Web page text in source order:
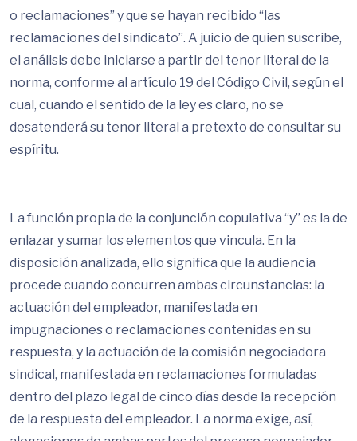
o reclamaciones” y que se hayan recibido “las
reclamaciones del sindicato”. A juicio de quien suscribe,
el análisis debe iniciarse a partir del tenor literal de la
norma, conforme al artículo 19 del Código Civil, según el
cual, cuando el sentido de la ley es claro, no se
desatenderá su tenor literal a pretexto de consultar su
espíritu.
La función propia de la conjunción copulativa “y” es la de
enlazar y sumar los elementos que vincula. En la
disposición analizada, ello significa que la audiencia
procede cuando concurren ambas circunstancias: la
actuación del empleador, manifestada en
impugnaciones o reclamaciones contenidas en su
respuesta, y la actuación de la comisión negociadora
sindical, manifestada en reclamaciones formuladas
dentro del plazo legal de cinco días desde la recepción
de la respuesta del empleador. La norma exige, así,